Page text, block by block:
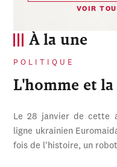
À la une
POLITIQUE
L'homme et
Le 28 janvier de cette
ligne ukrainien
fois de l'histoire, un
VOIR